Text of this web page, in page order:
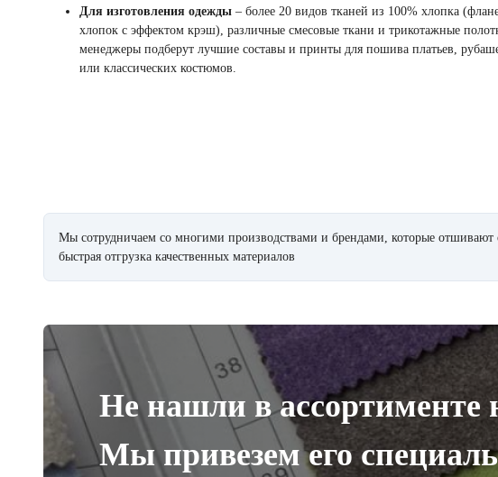
Для изготовления одежды – более 20 видов тканей из 100% хлопка
хлопок с эффектом крэш), различные смесовые ткани и трикотажные
менеджеры подберут лучшие составы и принты для пошива платьев,
или классических костюмов.
Мы сотрудничаем со многими производствами и брендами, которые
быстрая отгрузка качественных материалов
Не нашли в
Мы привезем его